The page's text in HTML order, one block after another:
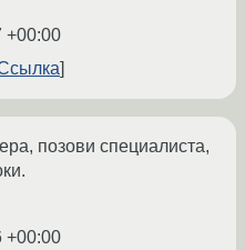
+00:00
позови специалиста,
+00:00